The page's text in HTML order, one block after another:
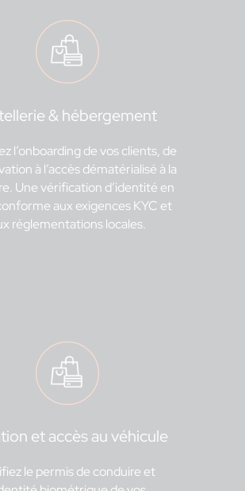
& hébergement
l’onboarding de vos clients, de
à l’accès dématérialisé à la
Une vérification d’identité en
aux exigences KYC et
réglementations locales.
et accès au véhicule
le permis de conduire et